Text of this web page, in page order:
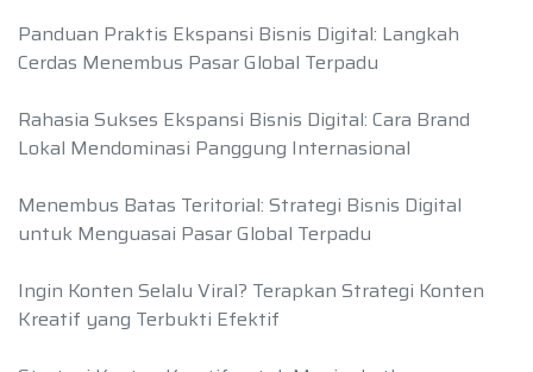
Panduan Praktis Ekspansi Bisnis Digital: Langkah
Cerdas Menembus Pasar Global Terpadu
Rahasia Sukses Ekspansi Bisnis Digital: Cara Brand
Lokal Mendominasi Panggung Internasional
Menembus Batas Teritorial: Strategi Bisnis Digital
untuk Menguasai Pasar Global Terpadu
Ingin Konten Selalu Viral? Terapkan Strategi Konten
Kreatif yang Terbukti Efektif